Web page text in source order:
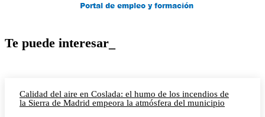
Te puede interesar_
Calidad del aire en Coslada: el humo de los incendios de
la Sierra de Madrid empeora la atmósfera del municipio